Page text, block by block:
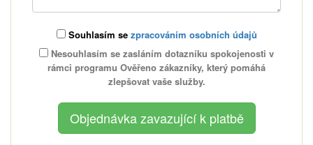
Souhlasím se zpracováním osobních údajů
Nesouhlasím se zasláním dotazníku spokojenosti v
rámci programu Ověřeno zákazníky, který pomáhá
zlepšovat vaše služby.